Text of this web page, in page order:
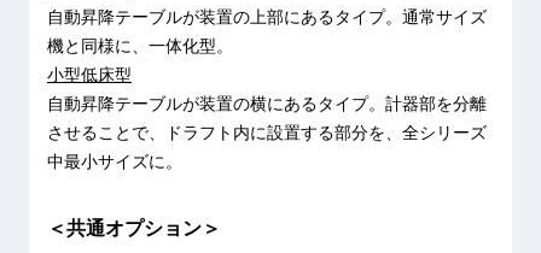
自動昇降テーブルが装置の上部にあるタイプ。通常サイズ
機と同様に、一体化型。
小型低床型
自動昇降テーブルが装置の横にあるタイプ。計器部を分離
させることで、ドラフト内に設置する部分を、全シリーズ
中最小サイズに。
＜共通オプション＞